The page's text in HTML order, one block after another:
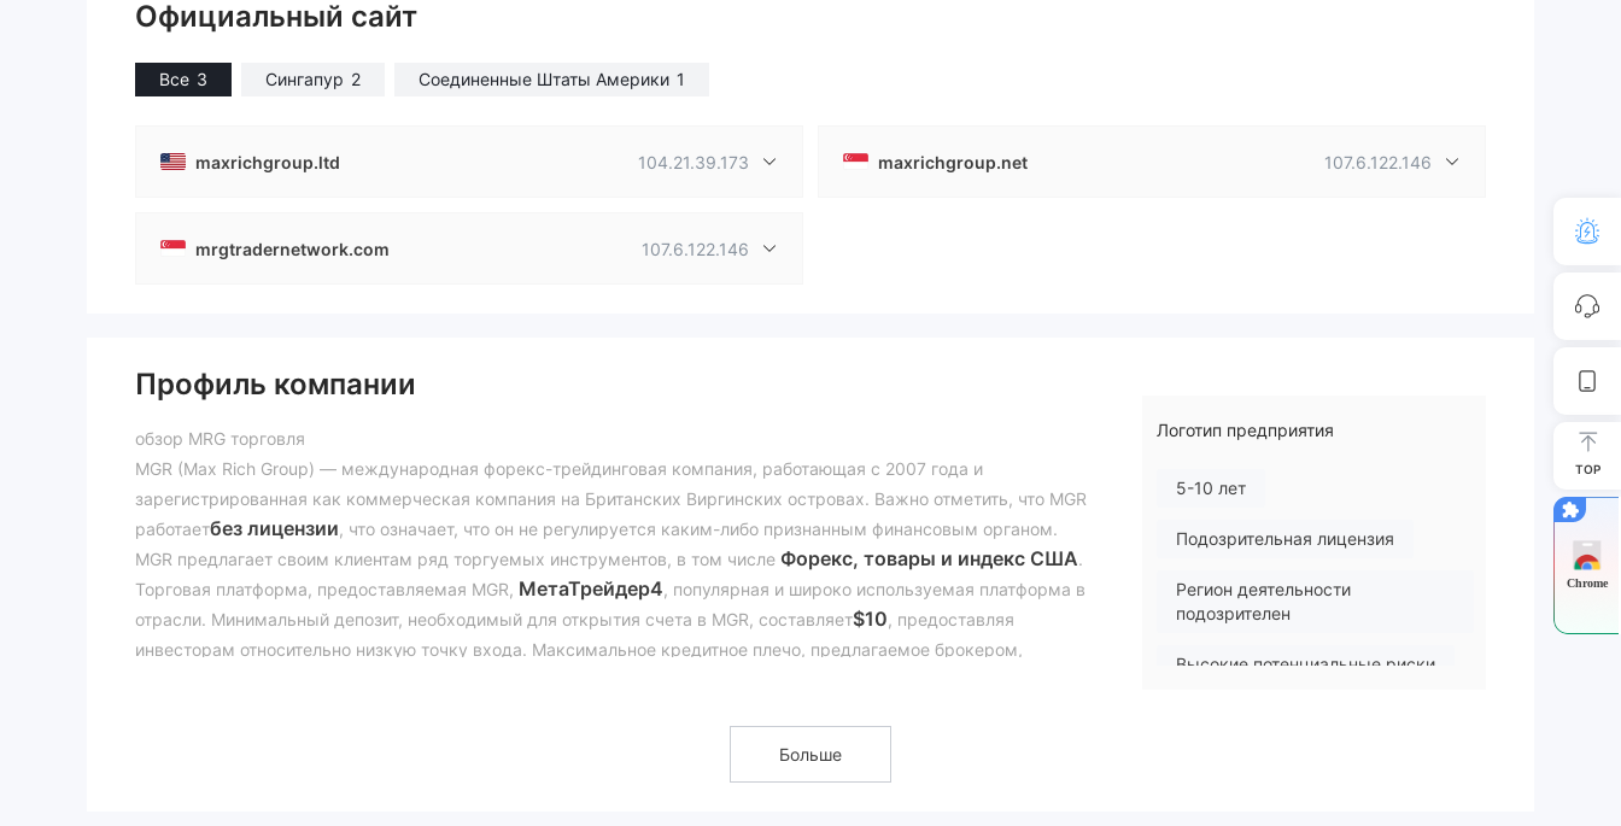
Официальный сайт
Все 3 Сингапур 2 Соединенные Штаты Америки 1
maxrichgroup.ltd 104.21.39.173 maxrichgroup.net 107.6.122.146
mrgtradernetwork.com 107.6.122.146
Профиль компании
обзор MRG торговля
MGR (Max Rich Group) — международная форекс-трейдинговая компания, работающая с 2007 года и
зарегистрированная как коммерческая компания на Британских Виргинских островах. Важно отметить, что MGR
работаетбез лицензии, что означает, что он не регулируется каким-либо признанным финансовым органом.
MGR предлагает своим клиентам ряд торгуемых инструментов, в том числе Форекс, товары и индекс США.
Торговая платформа, предоставляемая MGR, МетаТрейдер4, популярная и широко используемая платформа в
отрасли. Минимальный депозит, необходимый для открытия счета в MGR, составляет$10, предоставляя
инвесторам относительно низкую точку входа. Максимальное кредитное плечо, предлагаемое брокером,
Логотип предприятия
5-10 лет
Подозрительная лицензия
Регион деятельности
подозрителен
Высокие потенциальные риски
Больше
TOP
Chrome